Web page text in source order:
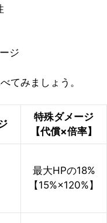
ジ
てみましょう。
特殊ダメージ
【代償×倍率】
最大HPの18%
【15%×120%】